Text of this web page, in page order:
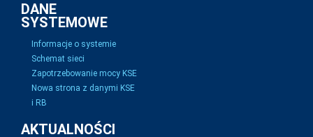
DANE
SYSTEMOWE
Informacje o systemie
Schemat sieci
Zapotrzebowanie mocy KSE
Nowa strona z danymi KSE
i RB
AKTUALNOŚCI